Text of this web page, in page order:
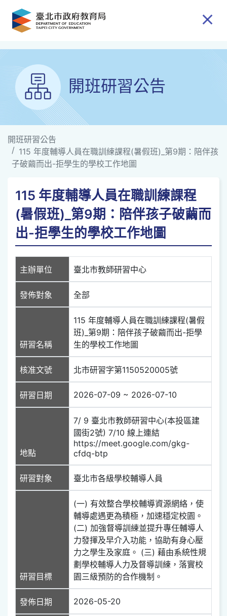
跳到主要內容
開班研習公告
開班研習公告
115 年度輔導人員在職訓練課程(暑假班)_第9期：陪伴孩
子破繭而出-拒學生的學校工作地圖
115 年度輔導人員在職訓練課程
(暑假班)_第9期：陪伴孩子破繭而
出-拒學生的學校工作地圖
主辦單位 臺北市教師研習中心
發佈對象 全部
研習名稱
115 年度輔導人員在職訓練課程(暑假
班)_第9期：陪伴孩子破繭而出-拒學
生的學校工作地圖
核准文號 北市研習字第1150520005號
研習日期 2026-07-09 ~ 2026-07-10
地點
7/ 9 臺北市教師研習中心(本投區建
國街2號) 7/10 線上連結
https://meet.google.com/gkg-
cfdq-btp
研習對象 臺北市各級學校輔導人員
研習目標
(一) 有效整合學校輔導資源網絡，使
輔導處遇更為積極，加速穩定校園。
(二) 加強督導訓練並提升專任輔導人
力發揮及早介入功能，協助有身心壓
力之學生及家庭。 (三) 藉由系統性規
劃學校輔導人力及督導訓練，落實校
園三級預防的合作機制。
發佈日期 2026-05-20